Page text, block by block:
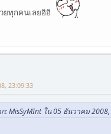
ยทุกคนเลยอิอิ
23:09:33
: MisSyMInt ใน 05 ธันวาคม